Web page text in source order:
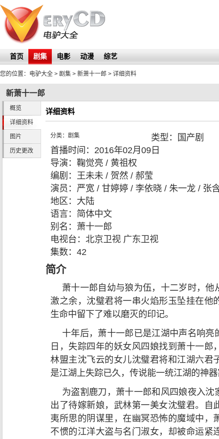
首页 剧集 电影 动漫 综艺
您的位置： 电驴大全 > 剧集 > 新萧十一郎 > 详细资料
新萧十一郎
概览
详细资料
图片
历史更改
详细资料
分类： 剧集 类型：
国产剧
首播时间： 2016年02月09日
导演： 鞠觉亮 / 黄祖权
编剧： 王未未 / 贺然 / 郝莹
演员： 严宽 / 甘婷婷 / 李依晓 / 朱一龙 / 张
地区： 大陆
语言： 简体中文
别名： 萧十一郎
电视台： 北京卫视 广东卫视
集数： 42
简介
萧十一郎自幼与狼为伍，十二岁时，
激之余，沈璧君将一串火焰形玉坠挂在他
生命中留下了难以磨灭的印记。
十年后，萧十一郎已是江湖中声名响
日，失踪四年的妖女风四娘找到萧十一郎
林盟主沈飞云的女儿沈璧君将和江湖六君
是江湖上失踪已久，传说能一统江湖的神
为盗割鹿刀，萧十一郎和风四娘夜入
出了待嫁新娘，武林第一美女沈璧君。自
夷所思的阴谋里，在幽冥恐怖的魔域中，
不惯的江洋大盗与名门淑女，却被命运紧